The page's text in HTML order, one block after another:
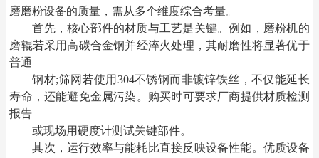
磨磨粉设备的质量，需从多个维度综合考量。
首先，核心部件的材质与工艺是关键。例如，磨粉机的
磨辊若采用高碳合金钢并经淬火处理，其耐磨性将显著优于
普通
钢材;筛网若使用304不锈钢而非镀锌铁丝，不仅能延长
寿命，还能避免金属污染。购买时可要求厂商提供材质检测
报告
或现场用硬度计测试关键部件。
其次，运行效率与能耗比直接反映设备性能。优质设备